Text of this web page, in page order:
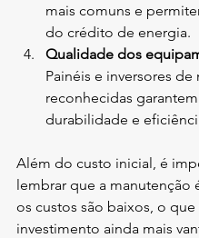
mais comuns e
do crédito de energia.
Qualidade dos
Painéis e inversores de
reconhecidas
durabilidade e
Além do custo inicial, é
lembrar que a manutenção
os custos são baixos, o
investimento ainda mais